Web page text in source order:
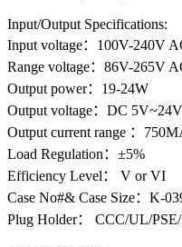
Input/Output Specifications:
Input voltage：100V-240V
Range voltage：86V-265V
Output power：19-24W
Output voltage：DC 5V~24V
Output current range ：
Load Regulation：±5%
Efficiency Level： V or VI
Case No#& Case Size：K-
Plug Holder： CCC/UL/